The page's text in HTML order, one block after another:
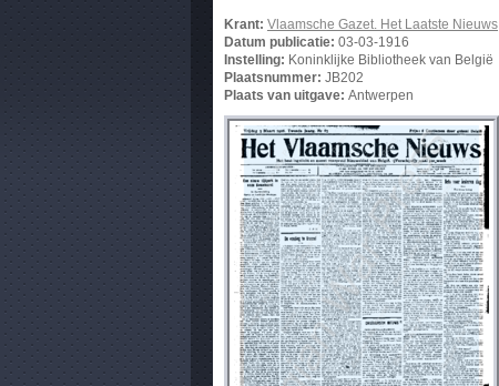
Krant: Vlaamsche Gazet. Het Laatste Nieuws
Datum publicatie: 03-03-1916
Instelling: Koninklijke Bibliotheek van België
Plaatsnummer: JB202
Plaats van uitgave: Antwerpen